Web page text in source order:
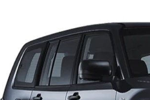
عروض شركات النقل السياحي
ل
ا